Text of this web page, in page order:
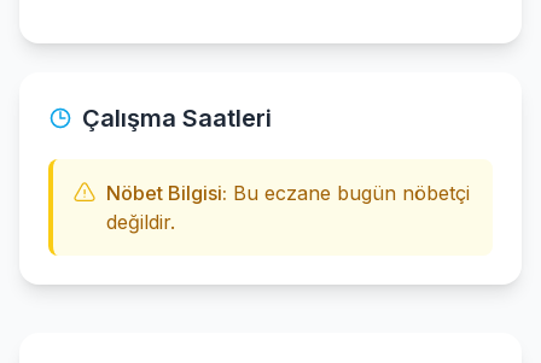
Çalışma Saatleri
Nöbet Bilgisi: Bu eczane bugün nöbetçi
değildir.